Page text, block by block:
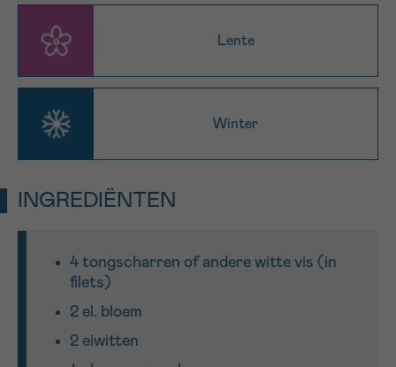
Lente
Winter
INGREDIËNTEN
4 tongscharren of andere witte vis (in
filets)
2 el. bloem
2 eiwitten
Ja, stuur mij de nieuwsbrief
*VERPLICHT VELD